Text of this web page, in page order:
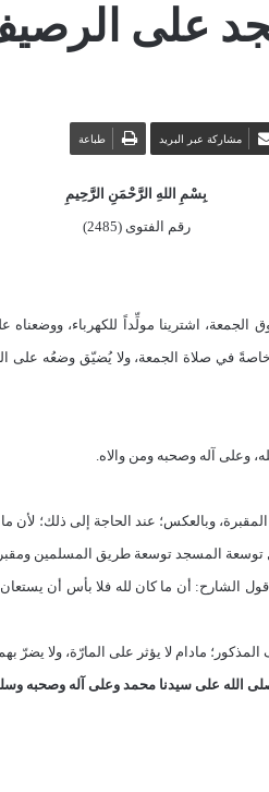
على
مشاركة عبر البريد طباعة
بِسْمِ اللهِ الرَّحْمَنِ الرَّحِيمِ
رقم الفتوى (2485)
الجمعة، اشترينا مولِّداً للكهرباء،
في صلاة الجمعة، ولا يُضيّق وضعُه على
وعلى آله وصحبه ومن والاه.
وبالعكس؛ عند الحاجة إلى ذلك؛ لأن
المسجد توسعة طريق المسلمين
الشارح: أن ما كان لله فلا بأس أن
مادام لا يؤثر على المارّة، ولا يضرّ
الله على سيدنا محمد وعلى آله وصحبه